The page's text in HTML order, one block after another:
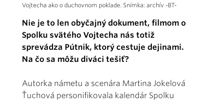
Vojtecha ako o duchovnom poklade. Snímka: archív -BT-
Nie je to len obyčajný dokument, filmom o
Spolku svätého Vojtecha nás totiž
sprevádza Pútnik, ktorý cestuje dejinami.
Na čo sa môžu diváci tešiť?
Autorka námetu a scenára Martina Jokelová
Ťuchová personifikovala kalendár Spolku